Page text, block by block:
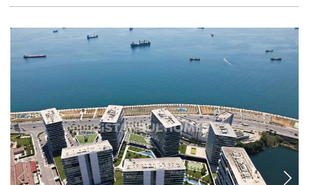
IST-1536
Appartements En Complexe avec Piscine à
Zeytinburnu Istanbul